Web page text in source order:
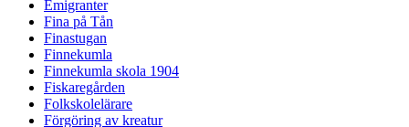
Emigranter
Fina på Tån
Finastugan
Finnekumla
Finnekumla skola 1904
Fiskaregården
Folkskolelärare
Förgöring av kreatur